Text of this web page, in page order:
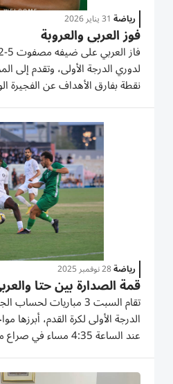
رياضة 31 يناير 2026
فوز العربي والعروبة
نقطة بفارق الأهداف عن الفجيرة
على جلف يونايتد 2-0.
رياضة28 نوفمبر 2025
قمة الصدارة بين حتا
تقام السبت 3 مباريات
الدرجة الأولى لكرة القدم،
عند الساعة 4:35
الذي يعتليه
الوصيف، ويلعب السبت أيضاً